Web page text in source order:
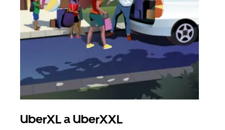
UberXL a UberXXL